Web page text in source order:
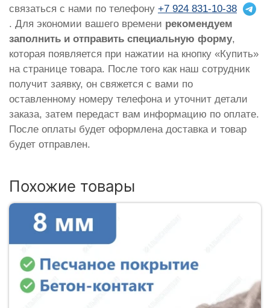
связаться с нами по телефону +7 924 831-10-38
. Для экономии вашего времени рекомендуем
заполнить и отправить специальную форму,
которая появляется при нажатии на кнопку «Купить»
на странице товара. После того как наш сотрудник
получит заявку, он свяжется с вами по
оставленному номеру телефона и уточнит детали
заказа, затем передаст вам информацию по оплате.
После оплаты будет оформлена доставка и товар
будет отправлен.
Похожие товары